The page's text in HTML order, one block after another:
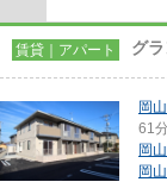
賃貸｜アパート グ
岡
61
岡
岡